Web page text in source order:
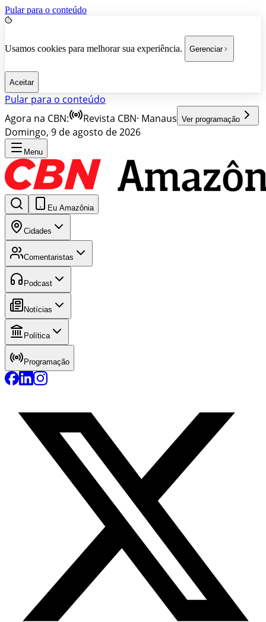
Pular para o conteúdo
Usamos cookies para melhorar sua experiência. Gerenciar
Aceitar
Pular para o conteúdo
Agora na CBN:
Revista CBN· Manaus Ver programação
Domingo, 9 de agosto de 2026
Menu
Eu Amazônia
Cidades
Comentaristas
Podcast
Notícias
Política
Programação